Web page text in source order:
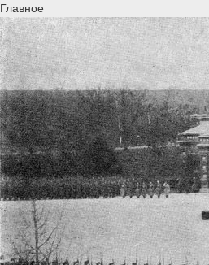
Главное